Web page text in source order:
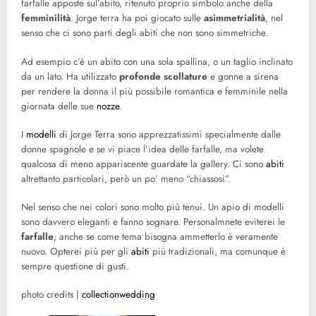
farfalle apposte sul’abito, ritenuto proprio simbolo anche della
femminilità. Jorge terra ha poi giocato sulle asimmetrialità, nel
senso che ci sono parti degli abiti che non sono simmetriche.
Ad esempio c’è un abito con una sola spallina, o un taglio inclinato
da un lato. Ha utilizzato profonde scollature e gonne a sirena
per rendere la donna il più possibile romantica e femminile nella
giornata delle sue nozze.
I modelli di Jorge Terra sono apprezzatissimi specialmente dalle
donne spagnole e se vi piace l’idea delle farfalle, ma volete
qualcosa di meno appariscente guardate la gallery. Ci sono abiti
altrettanto particolari, però un po’ meno “chiassosi”.
Nel senso che nei colori sono molto più tenui. Un apio di modelli
sono davvero eleganti e fanno sognare. Personalmnete eviterei le
farfalle, anche se come tema bisogna ammetterlo è veramente
nuovo. Opterei più per gli abiti più tradizionali, ma comunque è
sempre questione di gusti.
photo credits | collectionwedding